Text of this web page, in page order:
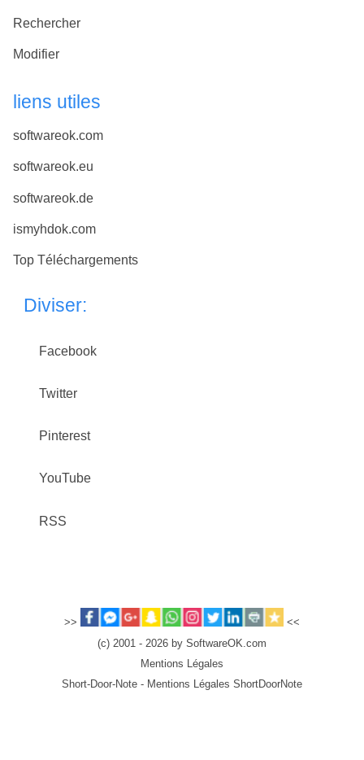
Rechercher
Modifier
liens utiles
softwareok.com
softwareok.eu
softwareok.de
ismyhdok.com
Top Téléchargements
Diviser:
Facebook
Twitter
Pinterest
YouTube
RSS
>>
<<
(c) 2001 - 2026 by SoftwareOK.com
Mentions Légales
Short-Door-Note - Mentions Légales ShortDoorNote